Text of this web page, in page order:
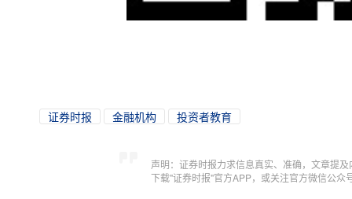
证券时报 金融机构 投资者教育
声明：证券时报力求信息真实、准确，文章提
下载"证券时报"官方APP，或关注官方微信公